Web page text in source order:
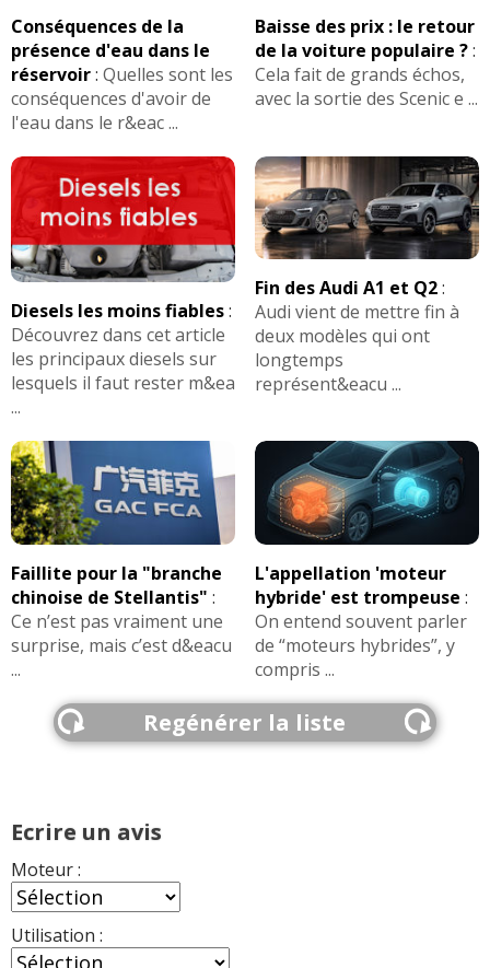
Conséquences de la
présence d'eau dans le
réservoir: Quelles sont les
conséquences d'avoir de
l'eau dans le r&eac ...
Baisse des prix : le retour
de la voiture populaire ?:
Cela fait de grands échos,
avec la sortie des Scenic e ...
Diesels les moins fiables:
Découvrez dans cet article
les principaux diesels sur
lesquels il faut rester m&ea
...
Fin des Audi A1 et Q2:
Audi vient de mettre fin à
deux modèles qui ont
longtemps
représent&eacu ...
Faillite pour la "branche
chinoise de Stellantis" :
Ce n’est pas vraiment une
surprise, mais c’est d&eacu
...
L'appellation 'moteur
hybride' est trompeuse :
On entend souvent parler
de “moteurs hybrides”, y
compris ...
Regénérer la liste
Ecrire un avis
Moteur :
Utilisation :